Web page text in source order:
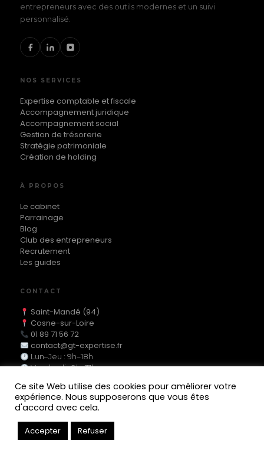
entrepreneurs avec des outils modernes et un suivi
personnalisé.
NOS SERVICES
Expertise comptable et fiscale
Accompagnement juridique
Accompagnement social
Gestion de trésorerie
Stratégie patrimoniale
Création de holding
À PROPOS
Le cabinet
Parrainage
Blog
Club des entrepreneurs
Recrutement
Les guides
CONTACT
Saint-Mandé (94)
Cosne-sur-Loire
01 89 71 56 72
contact@gt-expertise.fr
Lun–Jeu : 9h–18h
Vendredi : 9h–17h
MEMBRE DE L'ORDRE DES EXPERTS-COMPTABLES
Mentions légalesPolitique de confidentialité
Ce site Web utilise des cookies pour améliorer votre
expérience. Nous supposerons que vous êtes
d'accord avec cela.
Accepter Refuser